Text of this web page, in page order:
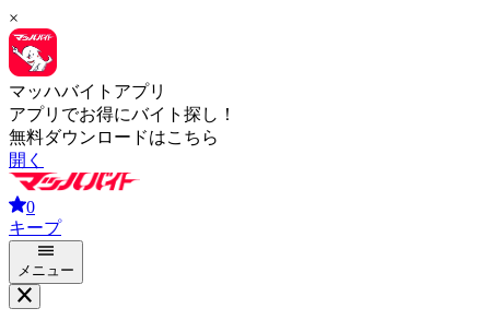
×
マッハバイトアプリ
アプリでお得にバイト探し！
無料ダウンロードはこちら
開く
0
キープ
メニュー